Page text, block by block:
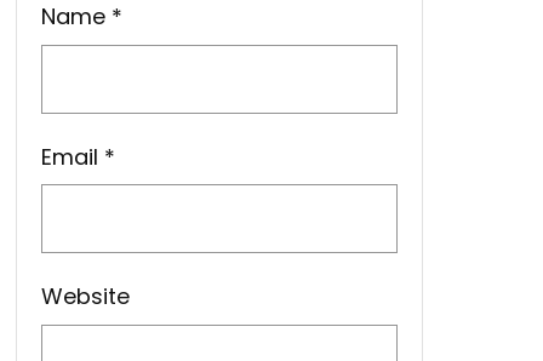
Name *
Email *
Website